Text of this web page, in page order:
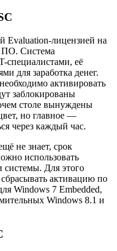
Evaluation-лицензией на
ПО. Система
специалистами, её
для заработка денег.
активировать
заблокированы
столе вынуждены
но главное —
через каждый час.
не знает, срок
использовать
системы. Для этого
активацию по
Windows 7 Embedded,
Windows 8.1 и